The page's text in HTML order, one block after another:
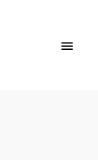
Main